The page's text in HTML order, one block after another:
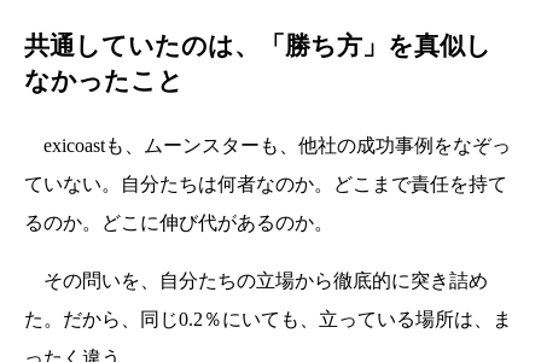
共通していたのは、「勝ち方」を真似し
なかったこと
exicoastも、ムーンスターも、他社の成功事例をなぞっ
ていない。自分たちは何者なのか。どこまで責任を持て
るのか。どこに伸び代があるのか。
その問いを、自分たちの立場から徹底的に突き詰め
た。だから、同じ0.2％にいても、立っている場所は、ま
ったく違う。